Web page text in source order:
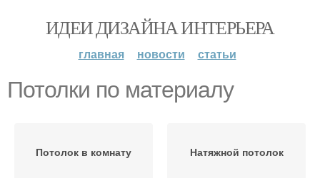
ИДЕИ ДИЗАЙНА ИНТЕРЬЕРА
главная новости статьи
Потолки по материалу
Потолок в комнату Натяжной потолок